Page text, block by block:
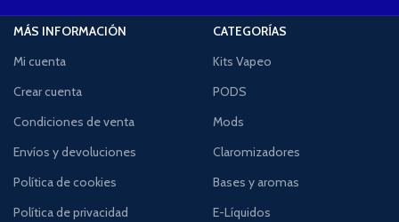
MÁS INFORMACIÓN
Mi cuenta
Crear cuenta
Condiciones de venta
Envíos y devoluciones
Política de cookies
Política de privacidad
CATEGORÍAS
Kits Vapeo
PODS
Mods
Claromizadores
Bases y aromas
E-Líquidos